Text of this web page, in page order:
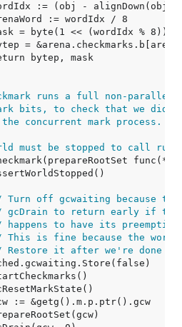
runs a full non-parallel,
bits, to check that we
concurrent mark process.
must be stopped to call
Turn off gcwaiting because
gcDrain to return early if
happens to have its
This is fine because the
Restore it after we're done